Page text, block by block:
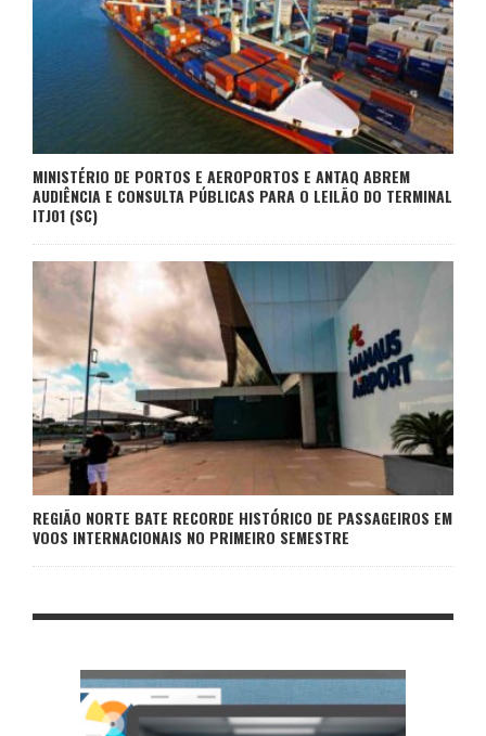
MINISTÉRIO DE PORTOS E AEROPORTOS E ANTAQ ABREM
AUDIÊNCIA E CONSULTA PÚBLICAS PARA O LEILÃO DO TERMINAL
ITJ01 (SC)
REGIÃO NORTE BATE RECORDE HISTÓRICO DE PASSAGEIROS EM
VOOS INTERNACIONAIS NO PRIMEIRO SEMESTRE